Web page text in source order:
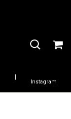
Instagram